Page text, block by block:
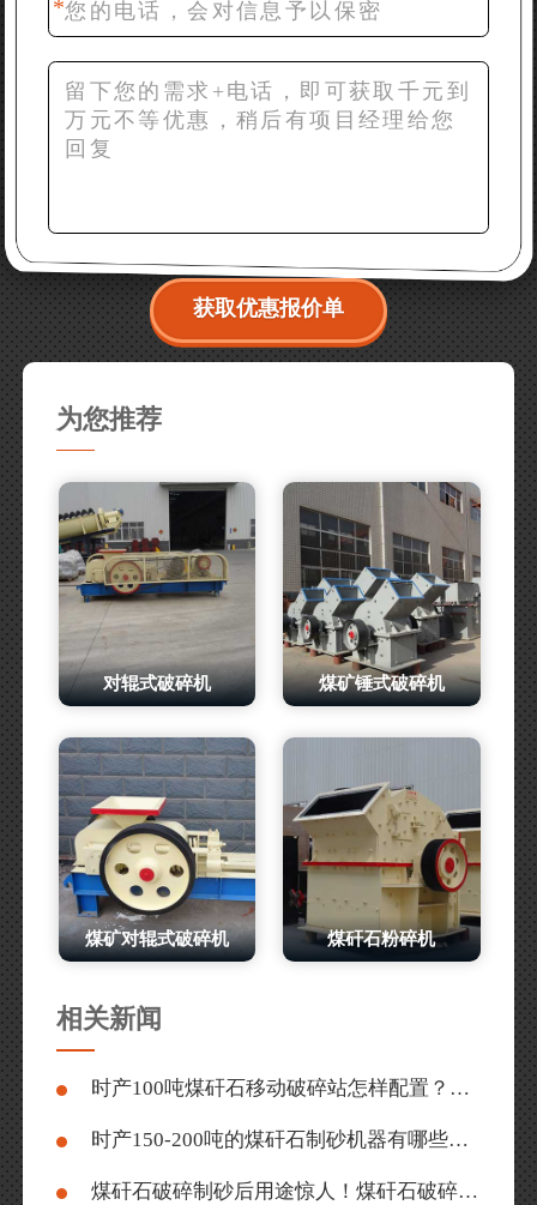
获取优惠报价单
为您推荐
对辊式破碎机 煤矿锤式破碎机
煤矿对辊式破碎机 煤矸石粉碎机
相关新闻
时产100吨煤矸石移动破碎站怎样配置？有客户现场案例吗？
时产150-200吨的煤矸石制砂机器有哪些？价格多少？
煤矸石破碎制砂后用途惊人！煤矸石破碎机多少钱一台？